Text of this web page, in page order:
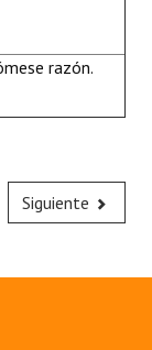
razón.
Siguiente